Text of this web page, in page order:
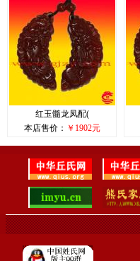
红玉髓龙凤配(
本店售价： ￥1902元